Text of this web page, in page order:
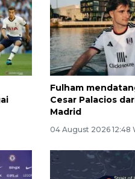
Fulham
Cesar Palacios
Madrid
04 August 2026 12:48